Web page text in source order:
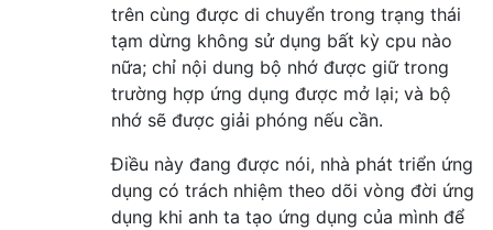
trên cùng được di chuyển trong trạng thái
tạm dừng không sử dụng bất kỳ cpu nào
nữa; chỉ nội dung bộ nhớ được giữ trong
trường hợp ứng dụng được mở lại; và bộ
nhớ sẽ được giải phóng nếu cần.
Điều này đang được nói, nhà phát triển ứng
dụng có trách nhiệm theo dõi vòng đời ứng
dụng khi anh ta tạo ứng dụng của mình để